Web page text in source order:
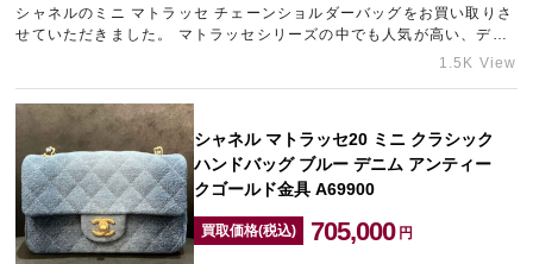
シャネルのミニ マトラッセ チェーンショルダーバッグをお買い取りさ
せていただきました。 マトラッセシリーズの中でも人気が高い、デニ
ム素材が使われたバッグです。 需要の高いお品物をとても綺…1.5K View
シャネル マトラッセ20 ミニ クラシック
ハンドバッグ ブルー デニム アンティー
クゴールド金具 A69900
買取価格(税込) 705,000 円